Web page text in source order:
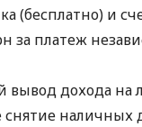
(бесплатно) и
за платеж
вывод дохода на
снятие наличных